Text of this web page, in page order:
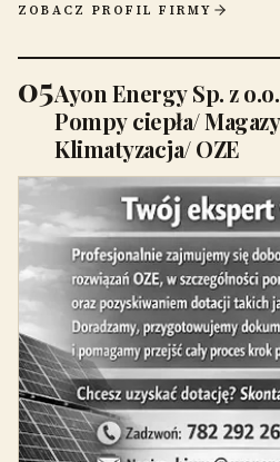
ZOBACZ PROFIL FIRMY
05Ayon Energy Sp. z
Pompy ciepła/
Klimatyzacja/ OZE